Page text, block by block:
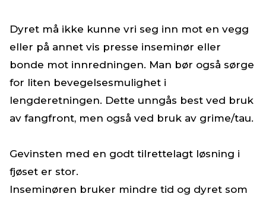
Dyret må ikke kunne vri seg inn mot en vegg
eller på annet vis presse inseminør eller
bonde mot innredningen. Man bør også sørge
for liten bevegelsesmulighet i
lengderetningen. Dette unngås best ved bruk
av fangfront, men også ved bruk av grime/tau.
Gevinsten med en godt tilrettelagt løsning i
fjøset er stor.
Inseminøren bruker mindre tid og dyret som